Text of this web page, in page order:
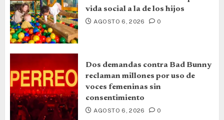
vida social a la de los hijos
AGOSTO 6, 2026 0
Dos demandas contra Bad Bunny
reclaman millones por uso de
voces femeninas sin
consentimiento
AGOSTO 6, 2026 0